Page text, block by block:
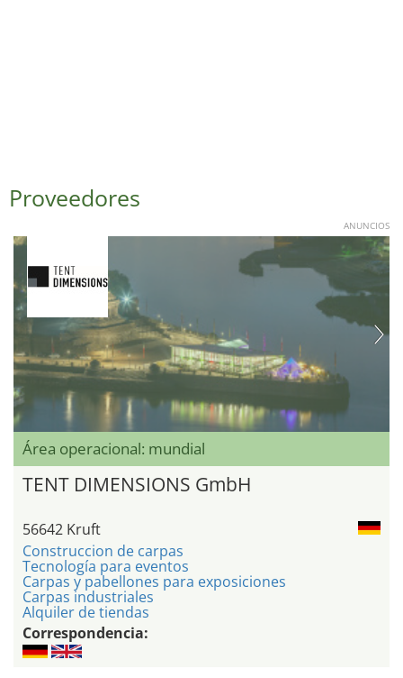
Proveedores
ANUNCIOS
Área operacional: mundial
TENT DIMENSIONS GmbH
56642 Kruft
Construccion de carpas
Tecnología para eventos
Carpas y pabellones para exposiciones
Carpas industriales
Alquiler de tiendas
Correspondencia: